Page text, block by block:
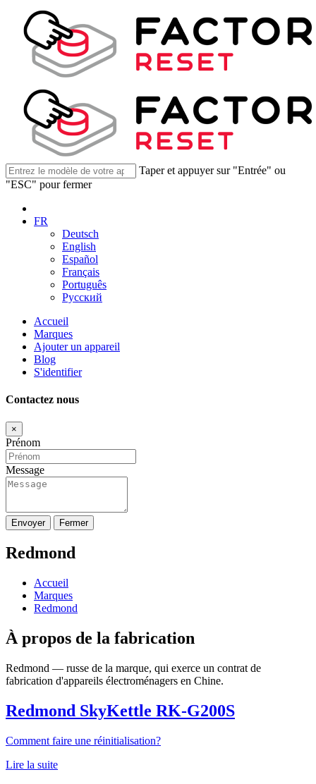
Taper et appuyer sur "Entrée" ou
"ESC" pour fermer
FR
Deutsch
English
Español
Français
Português
Русский
Accueil
Marques
Ajouter un appareil
Blog
S'identifier
Contactez nous
×
Prénom
Message
Envoyer Fermer
Redmond
Accueil
Marques
Redmond
À propos de la fabrication
Redmond — russe de la marque, qui exerce un contrat de
fabrication d'appareils électroménagers en Chine.
Redmond SkyKettle RK-G200S
Comment faire une réinitialisation?
Lire la suite